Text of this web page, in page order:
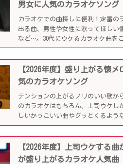
男女に人気のカラオケソング
カラオケでの曲探しに便利！定番の
出る曲、男性や女性に歌ってほしい
など…。30代にウケるカラオケ曲を
【2026年度】盛り上がる懐
気のカラオケソング
テンションの上がるノリのいい歌か
のカラオケはもちろん、上司ウケし
しいかっこいい曲やグッとくるよう
ップになっています！
【2026年度】上司ウケする
が盛り上がるカラオケ人気曲